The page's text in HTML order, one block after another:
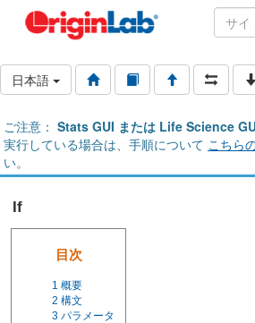
日本語
ご注意： Stats GUI または Life Science
実行している場合は、手順について こちら
い。
If
目次
1 概要
2 構文
3 パラメータ